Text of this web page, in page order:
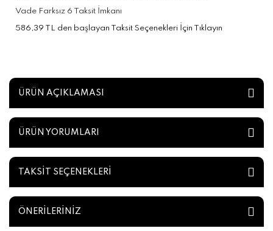
Vade Farksız 6 Taksit İmkanı
586,39 TL den başlayan Taksit Seçenekleri İçin Tıklayın
ÜRÜN AÇIKLAMASI
ÜRÜN YORUMLARI
TAKSİT SEÇENEKLERİ
ÖNERİLERİNİZ